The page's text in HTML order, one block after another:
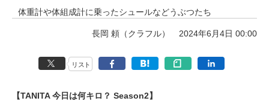
体重計や体組成計に乗ったシュールなどうぶつたち
長岡 頼（クラフル） 2024年6月4日 00:00
リスト
【TANITA 今日は何キロ？ Season2】